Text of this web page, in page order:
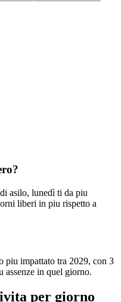
asilo, lunedì ti da piu
liberi in piu rispetto a
piu impattato tra 2029, con 3
assenze in quel giorno.
per giorno